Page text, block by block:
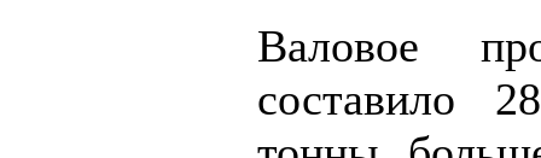
Валовое
составило